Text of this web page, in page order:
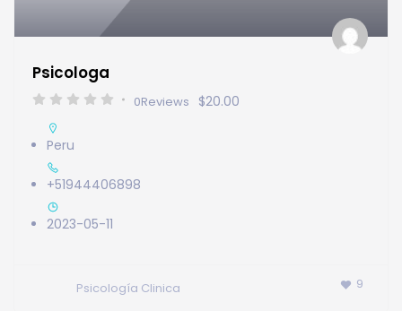
Psicologa
0Reviews $20.00
Peru
+51944406898
2023-05-11
Psicología Clinica 9